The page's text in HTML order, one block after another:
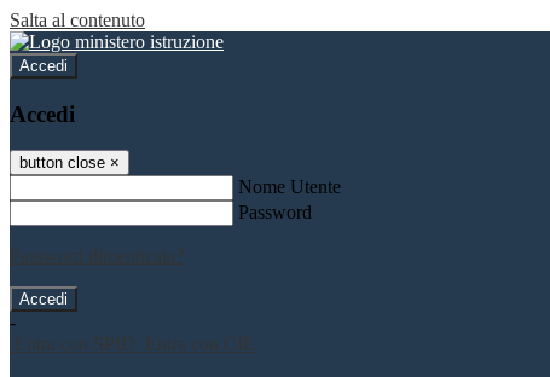
Salta al contenuto
Accedi
Accedi
button close ×
Nome Utente
Password
Password dimenticata?
-
Entra con SPID
Entra con CIE